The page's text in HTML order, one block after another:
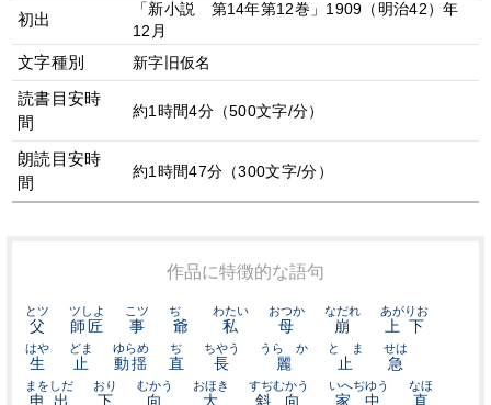
初出
「新小説 第14年第12巻」1909（明治42）年
12月
文字種別 新字旧仮名
読書目安時
間
約1時間4分（500文字/分）
朗読目安時
間
約1時間47分（300文字/分）
作品に特徴的な語句
父
とツ
師匠
ツしよ
事
こツ
爺
ぢゝ
私
わたい
母
おつか
崩
なだれ
上下
あがりお
生
はや
止
どま
動揺
ゆらめ
直
ぢ
長
ちやう
麗
うらゝか
止
とゞま
急
せは
申出
まをしだ
下
おり
向
むかう
大
おほき
斜向
すぢむかう
家中
いへぢゆう
直
なほ